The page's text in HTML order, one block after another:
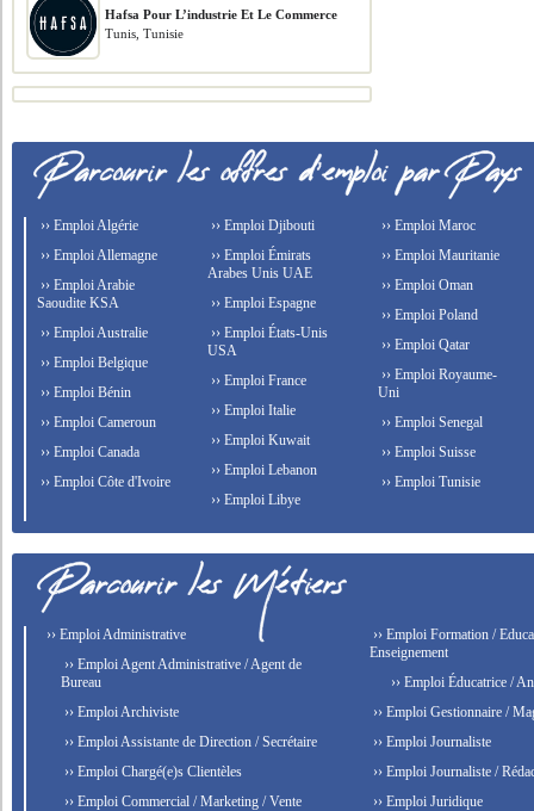
Hafsa Pour L’industrie Et Le Commerce
Tunis, Tunisie
›› Emploi Algérie
›› Emploi Allemagne
›› Emploi Arabie
Saoudite KSA
›› Emploi Australie
›› Emploi Belgique
›› Emploi Bénin
›› Emploi Cameroun
›› Emploi Canada
›› Emploi Côte d'Ivoire
›› Emploi Djibouti
›› Emploi Émirats
Arabes Unis UAE
›› Emploi Espagne
›› Emploi États-Unis
USA
›› Emploi France
›› Emploi Italie
›› Emploi Kuwait
›› Emploi Lebanon
›› Emploi Libye
›› Emploi Maroc
›› Emploi Mauritanie
›› Emploi Oman
›› Emploi Poland
›› Emploi Qatar
›› Emploi Royaume-
Uni
›› Emploi Senegal
›› Emploi Suisse
›› Emploi Tunisie
›› Emploi Administrative
›› Emploi Agent Administrative / Agent de
Bureau
›› Emploi Archiviste
›› Emploi Assistante de Direction / Secrétaire
›› Emploi Chargé(e)s Clientèles
›› Emploi Commercial / Marketing / Vente
›› Emploi Formation /
Enseignement
›› Emploi Éducatrice /
›› Emploi Gestionnaire /
›› Emploi Journaliste
›› Emploi Journaliste /
›› Emploi Juridique